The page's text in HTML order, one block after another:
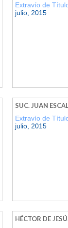
Extravío de
julio, 2015
SUC. JUAN
Extravío de
julio, 2015
HÉCTOR DE